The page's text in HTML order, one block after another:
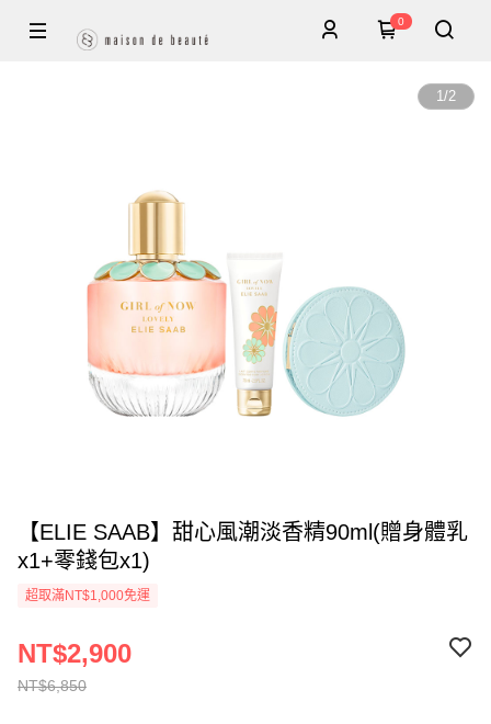
0
1/2
【ELIE SAAB】甜心風潮淡香精90ml(贈身體乳
x1+零錢包x1)
超取滿NT$1,000免運
NT$6,850
NT$2,900